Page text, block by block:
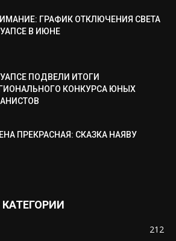
ГРАФИК ОТКЛЮЧЕНИЯ СВЕТА
В ИЮНЕ
ПОДВЕЛИ ИТОГИ
КОНКУРСА ЮНЫХ
ПРЕКРАСНАЯ: СКАЗКА НАЯВУ
212